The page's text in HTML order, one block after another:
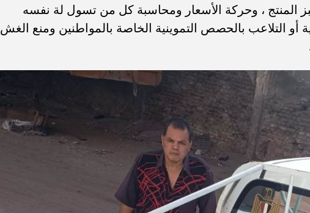
المنتج ، وحركة الأسعار ومحاسبة كل من تسول لة نفسه
أو التلاعب بالحصص التموينية الخاصة بالمواطنين ومنع الغش